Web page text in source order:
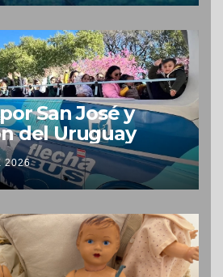
San José y
del Uruguay
2026